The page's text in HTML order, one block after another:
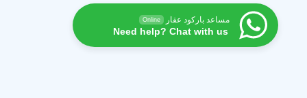
مساعد باركود عقار Online
Need help? Chat with us